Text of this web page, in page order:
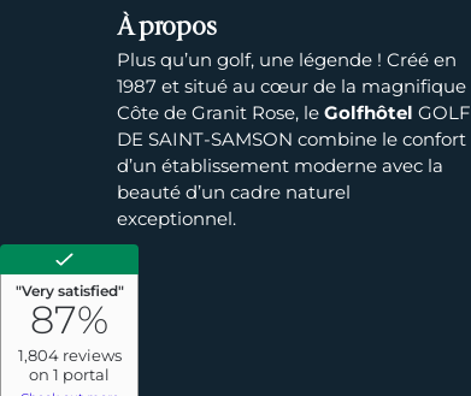
À propos
Plus qu’un golf, une légende ! Créé en
1987 et situé au cœur de la magnifique
Côte de Granit Rose, leGolfhôtel GOLF
DE SAINT-SAMSON combine le confort
d’un établissement moderne avec la
beauté d’un cadre naturel
exceptionnel.